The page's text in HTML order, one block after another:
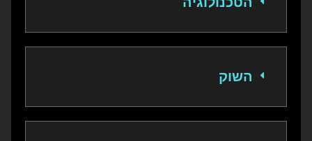
השוק